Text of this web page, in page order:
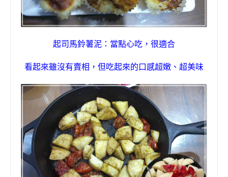
起司馬鈴薯泥 ： 當點心吃 ， 很適合
看起來雖沒有賣相 ， 但吃起來的口感超嫩 、 超美味